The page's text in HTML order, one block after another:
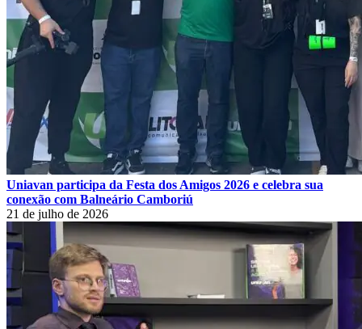
Uniavan participa da Festa dos Amigos 2026 e celebra sua
conexão com Balneário Camboriú
21 de julho de 2026